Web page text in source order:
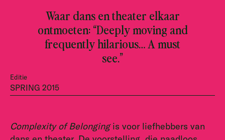
Editie
SPRING 2015
Waar dans en theater elkaar
ontmoeten: “Deeply moving and
frequently hilarious… A must
see.”
Complexity of Belongingis voor liefhebbers van